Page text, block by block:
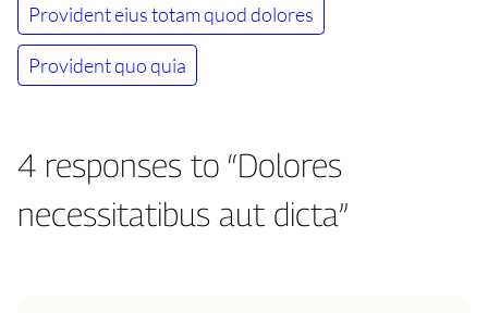
Provident eius totam quod dolores
Provident quo quia
4 responses to “Dolores
necessitatibus aut dicta”